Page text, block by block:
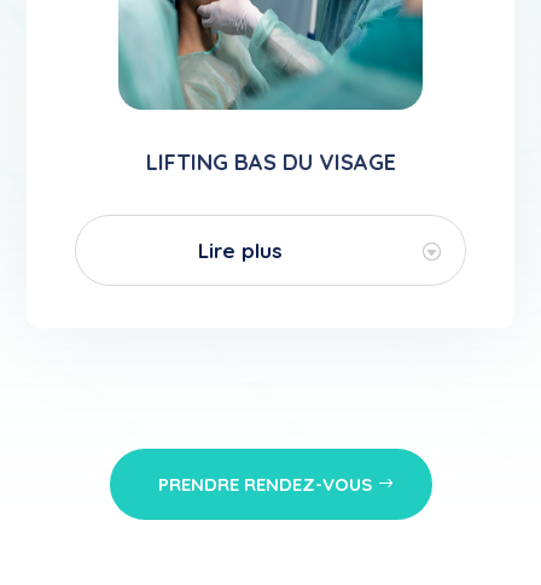
LIFTING BAS DU VISAGE
Lire plus
PRENDRE RENDEZ-VOUS